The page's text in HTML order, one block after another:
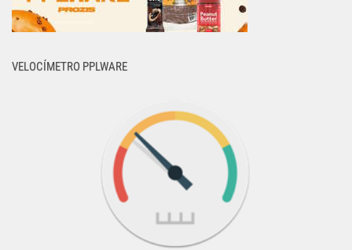
VELOCÍMETRO PPLWARE